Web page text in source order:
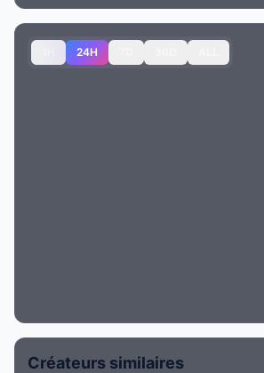
24H
Créateurs similaires